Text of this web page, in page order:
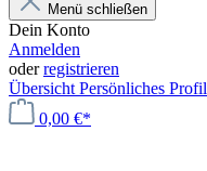
Menü schließen
Dein Konto
Anmelden
oderregistrieren
Übersicht Persönliches Profil
0,00 €*